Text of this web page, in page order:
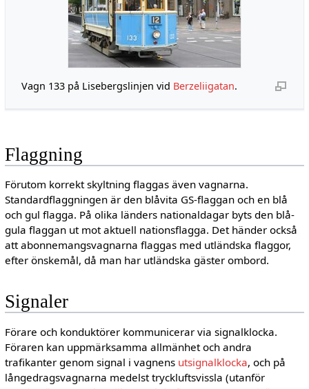
Vagn 133 på Lisebergslinjen vid Berzeliigatan.
Flaggning
Förutom korrekt skyltning flaggas även vagnarna.
Standardflaggningen är den blåvita GS-flaggan och en blå
och gul flagga. På olika länders nationaldagar byts den blå-
gula flaggan ut mot aktuell nationsflagga. Det händer också
att abonnemangsvagnarna flaggas med utländska flaggor,
efter önskemål, då man har utländska gäster ombord.
Signaler
Förare och konduktörer kommunicerar via signalklocka.
Föraren kan uppmärksamma allmänhet och andra
trafikanter genom signal i vagnens utsignalklocka, och på
långedragsvagnarna medelst tryckluftsvissla (utanför